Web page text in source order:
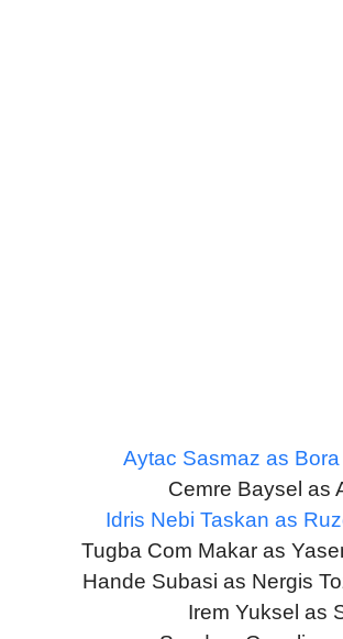
Aytac Sasmaz as
Cemre Baysel as
Idris Nebi Taskan as
Tugba Com Makar as
Hande Subasi as Nergis
Irem Yuksel as